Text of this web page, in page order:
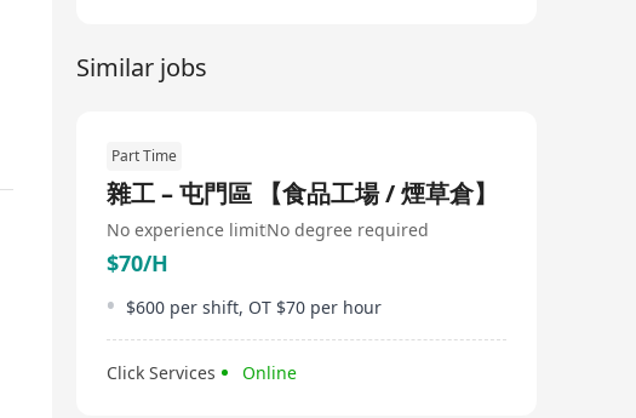
Similar jobs
Part Time
雜工 – 屯門區 【食品工場 / 煙草倉】
No experience limitNo degree required
$70/H
$600 per shift, OT $70 per hour
Click Services Online